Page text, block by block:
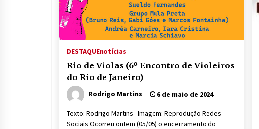
DESTAQUEnotícias
Rio de Violas (6º Encontro de Violeiros
do Rio de Janeiro)
Rodrigo Martins 6 de maio de 2024
Texto: Rodrigo Martins Imagem: Reprodução Redes
Sociais Ocorreu ontem (05/05) o encerramento do